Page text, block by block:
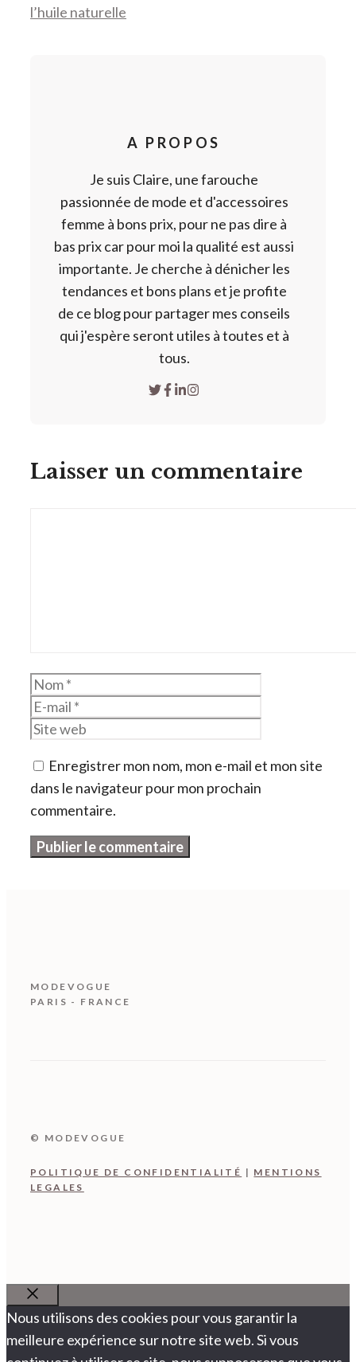
l’huile naturelle
A PROPOS
Je suis Claire, une farouche
passionnée de mode et d'accessoires
femme à bons prix, pour ne pas dire à
bas prix car pour moi la qualité est aussi
importante. Je cherche à dénicher les
tendances et bons plans et je profite
de ce blog pour partager mes conseils
qui j'espère seront utiles à toutes et à
tous.
Laisser un commentaire
Nom
Enregistrer mon nom, mon e-mail et mon site
dans le navigateur pour mon prochain
commentaire.
MODEVOGUE
PARIS - FRANCE
© MODEVOGUE
POLITIQUE DE CONFIDENTIALITÉ | MENTIONS
LEGALES
Fermer
Nous utilisons des cookies pour vous garantir la
meilleure expérience sur notre site web. Si vous